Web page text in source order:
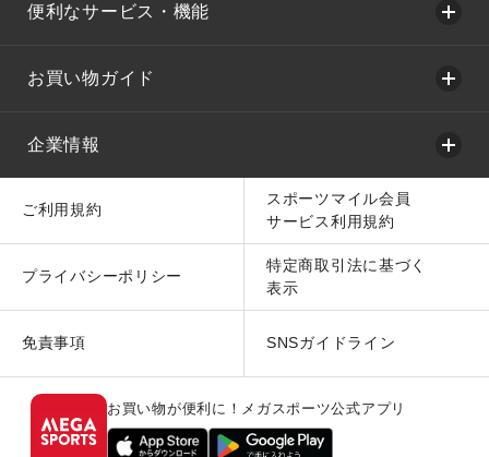
便利なサービス・機能
お買い物ガイド
企業情報
ご利用規約
スポーツマイル会員
サービス利用規約
プライバシーポリシー
特定商取引法に基づく
表示
免責事項 SNSガイドライン
お買い物が便利に！メガスポーツ公式アプリ